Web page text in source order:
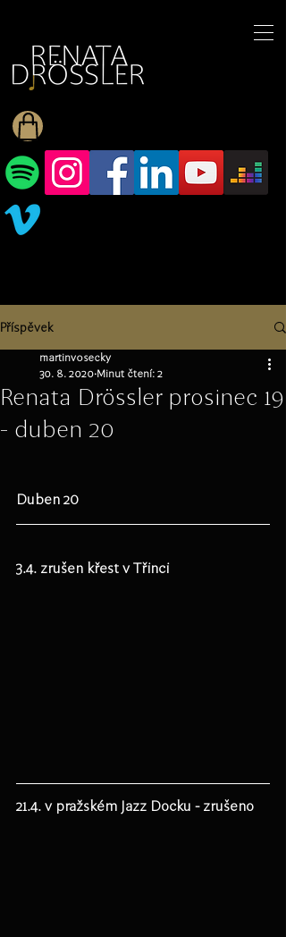
Příspěvek
Renata Drössler prosinec 19
- duben 20
martinvosecky
30. 8. 2020 Minut čtení: 2
Duben 20
3.4. zrušen křest v Třinci
21.4. v pražském Jazz Docku - zrušeno